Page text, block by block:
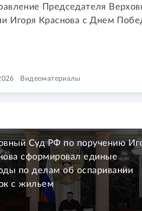
Председателя
Игоря Краснова с Днем
Видеоматериалы
Суд РФ по поручению
сформировал единые
по делам об оспаривании
с жильем